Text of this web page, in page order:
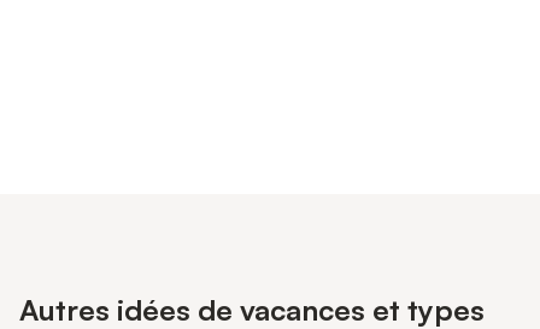
Autres idées de vacances et types